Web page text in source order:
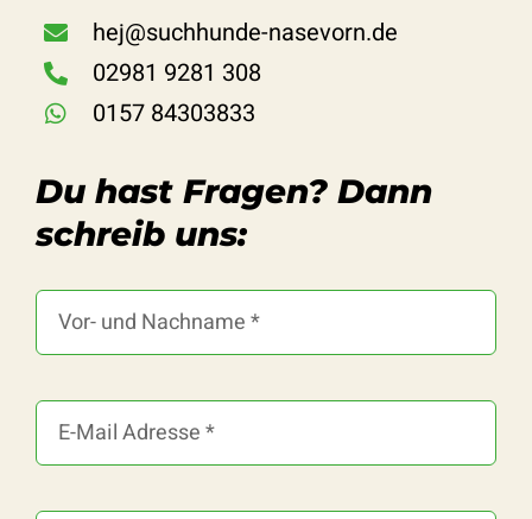
hej@suchhunde-nasevorn.de
02981 9281 308
0157 84303833
Du hast Fragen? Dann
schreib uns: